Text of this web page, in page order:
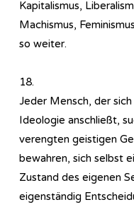
Kapitalismus,
Machismus,
so weiter.
18.
Jeder Mensch, der
Ideologie anschließt,
verengten geistigen
bewahren, sich selbst
Zustand des eigenen
eigenständig